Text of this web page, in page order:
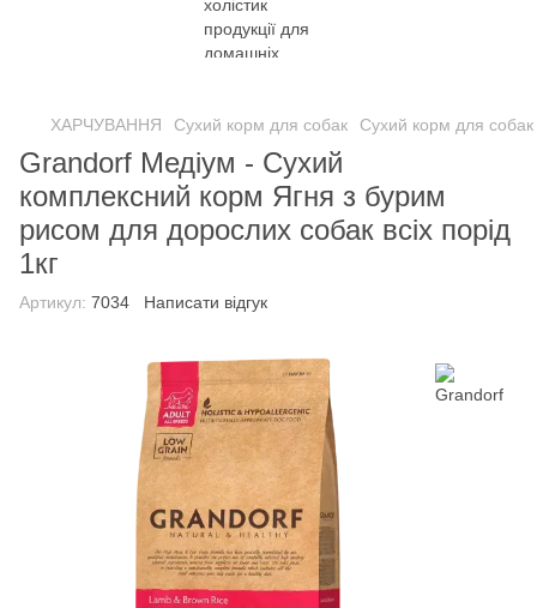
ХАРЧУВАННЯ Сухий корм для собак Сухий корм для
Grandorf Медіум - Сухий
комплексний корм Ягня з бурим
рисом для дорослих собак всіх порід
1кг
Артикул: 7034 Написати відгук